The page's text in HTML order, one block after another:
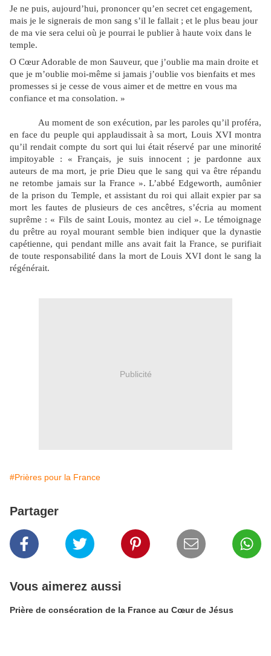
Je ne puis, aujourd’hui, prononcer qu’en secret cet engagement,
mais je le signerais de mon sang s’il le fallait ; et le plus beau jour
de ma vie sera celui où je pourrai le publier à haute voix dans le
temple.
O Cœur Adorable de mon Sauveur, que j’oublie ma main droite et
que je m’oublie moi-même si jamais j’oublie vos bienfaits et mes
promesses si je cesse de vous aimer et de mettre en vous ma
confiance et ma consolation. »
Au moment de son exécution, par les paroles qu’il proféra,
en face du peuple qui applaudissait à sa mort, Louis XVI montra
qu’il rendait compte du sort qui lui était réservé par une minorité
impitoyable : « Français, je suis innocent ; je pardonne aux
auteurs de ma mort, je prie Dieu que le sang qui va être répandu
ne retombe jamais sur la France ». L’abbé Edgeworth, aumônier
de la prison du Temple, et assistant du roi qui allait expier par sa
mort les fautes de plusieurs de ces ancêtres, s’écria au moment
suprême : « Fils de saint Louis, montez au ciel ». Le témoignage
du prêtre au royal mourant semble bien indiquer que la dynastie
capétienne, qui pendant mille ans avait fait la France, se purifiait
de toute responsabilité dans la mort de Louis XVI dont le sang la
régénérait.
Publicité
#Prières pour la France
Partager
Vous aimerez aussi
Prière de consécration de la France au Cœur de Jésus